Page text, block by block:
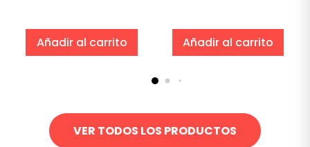
Añadir al carrito Añadir al carrito
VER TODOS LOS PRODUCTOS